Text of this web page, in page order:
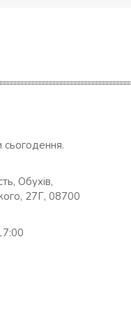
сьогодення.
Обухів,
27Г, 08700